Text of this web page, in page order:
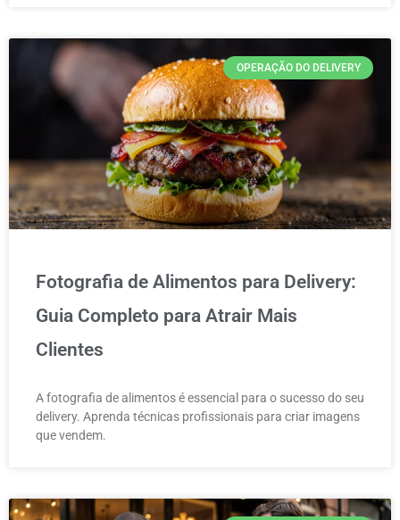
OPERAÇÃO DO DELIVERY
Fotografia de Alimentos para Delivery:
Guia Completo para Atrair Mais
Clientes
A fotografia de alimentos é essencial para o sucesso do seu
delivery. Aprenda técnicas profissionais para criar imagens
que vendem.